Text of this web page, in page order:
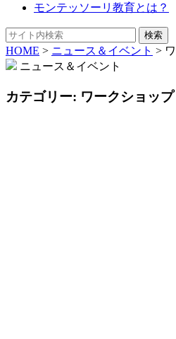
モンテッソーリ教育とは？
HOME > ニュース＆イベント >
ニュース＆イベント
カテゴリー: ワークショップ